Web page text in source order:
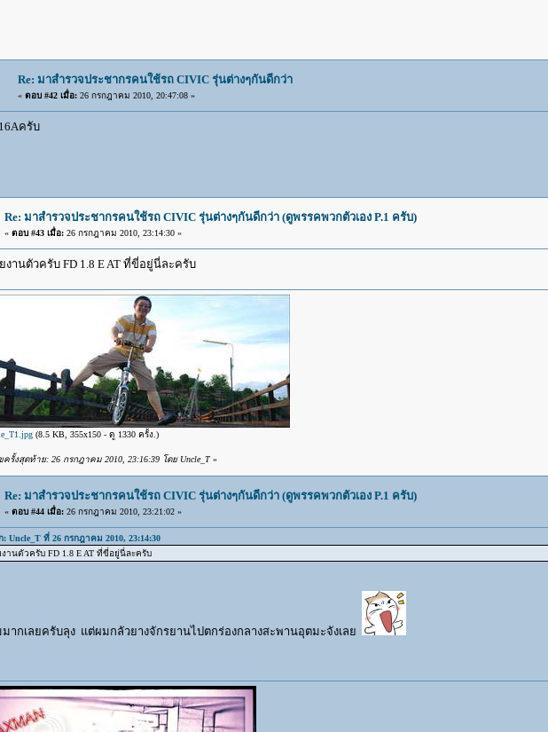
Re: มาสำรวจประชากรคนใช้รถ CIVIC รุ่นต่างๆกันดีกว่า
« ตอบ #42 เมื่อ:26 กรกฎาคม 2010, 20:47:08 »
ครับ
Re: มาสำรวจประชากรคนใช้รถ CIVIC รุ่นต่างๆกันดีกว่า (ดูพรรคพวกตัวเอง P.1 ครับ)
« ตอบ #43 เมื่อ:26 กรกฎาคม 2010, 23:14:30 »
งานตัวครับ FD 1.8 E AT ที่ขี่อยู่นี่ละครับ
(8.5 KB, 355x150 - ดู 1330 ครั้ง.)
ครั้งสุดท้าย: 26 กรกฎาคม 2010, 23:16:39 โดย Uncle_T»
Re: มาสำรวจประชากรคนใช้รถ CIVIC รุ่นต่างๆกันดีกว่า (ดูพรรคพวกตัวเอง P.1 ครับ)
« ตอบ #44 เมื่อ:26 กรกฎาคม 2010, 23:21:02 »
: Uncle_T ที่ 26 กรกฎาคม 2010, 23:14:30
านตัวครับ FD 1.8 E AT ที่ขี่อยู่นี่ละครับ
ากเลยครับลุง แต่ผมกลัวยางจักรยานไปตกร่องกลางสะพานอุตมะจังเลย